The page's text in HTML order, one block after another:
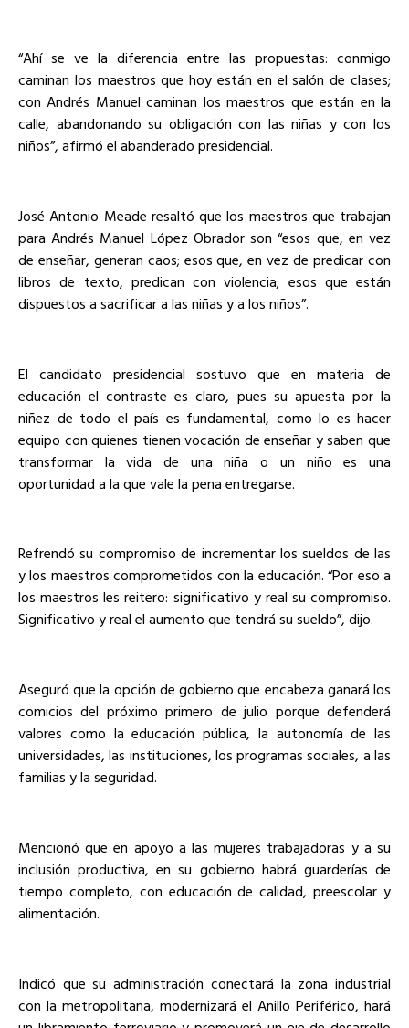
“Ahí se ve la diferencia entre las propuestas: conmigo
caminan los maestros que hoy están en el salón de clases;
con Andrés Manuel caminan los maestros que están en la
calle, abandonando su obligación con las niñas y con los
niños”, afirmó el abanderado presidencial.
José Antonio Meade resaltó que los maestros que trabajan
para Andrés Manuel López Obrador son “esos que, en vez
de enseñar, generan caos; esos que, en vez de predicar con
libros de texto, predican con violencia; esos que están
dispuestos a sacrificar a las niñas y a los niños”.
El candidato presidencial sostuvo que en materia de
educación el contraste es claro, pues su apuesta por la
niñez de todo el país es fundamental, como lo es hacer
equipo con quienes tienen vocación de enseñar y saben que
transformar la vida de una niña o un niño es una
oportunidad a la que vale la pena entregarse.
Refrendó su compromiso de incrementar los sueldos de las
y los maestros comprometidos con la educación. “Por eso a
los maestros les reitero: significativo y real su compromiso.
Significativo y real el aumento que tendrá su sueldo”, dijo.
Aseguró que la opción de gobierno que encabeza ganará los
comicios del próximo primero de julio porque defenderá
valores como la educación pública, la autonomía de las
universidades, las instituciones, los programas sociales, a las
familias y la seguridad.
Mencionó que en apoyo a las mujeres trabajadoras y a su
inclusión productiva, en su gobierno habrá guarderías de
tiempo completo, con educación de calidad, preescolar y
alimentación.
Indicó que su administración conectará la zona industrial
con la metropolitana, modernizará el Anillo Periférico, hará